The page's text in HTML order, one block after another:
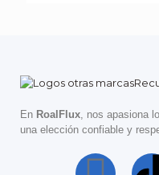
En RoalFlux, nos apasiona
una elección confiable y